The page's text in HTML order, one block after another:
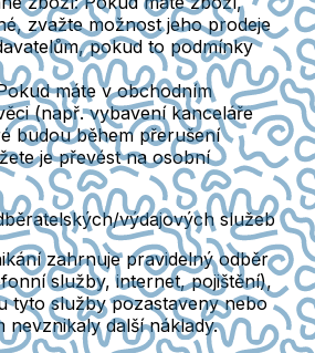
zvažte možnost jeho prodeje
pokud to podmínky
máte v obchodním
(např. vybavení kanceláře
budou během přerušení
je převést na osobní
výdajových služeb
zahrnuje pravidelný odběr
služby, internet, pojištění),
tyto služby pozastaveny nebo
nevznikaly další náklady.